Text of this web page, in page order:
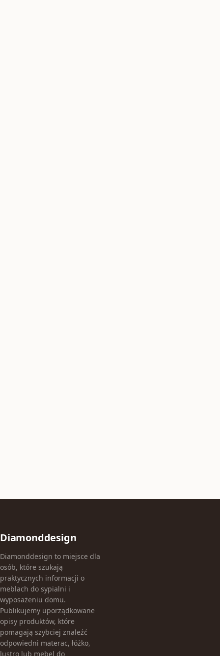
Diamonddesign
Diamonddesign to miejsce dla
osób, które szukają
praktycznych informacji o
meblach do sypialni i
wyposażeniu domu.
Publikujemy uporządkowane
opisy produktów, które
pomagają szybciej znaleźć
odpowiedni materac, łóżko,
lustro lub mebel do